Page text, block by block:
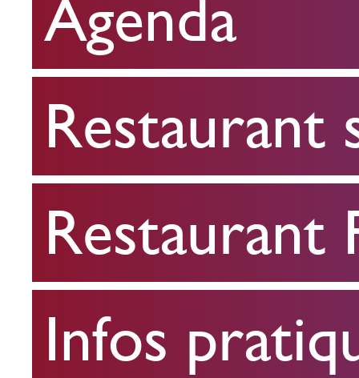
Restaurant
scolaire
Restaurant
FPA
Infos
pratiques
Agenda
Restaurant
Restaurant
Infos